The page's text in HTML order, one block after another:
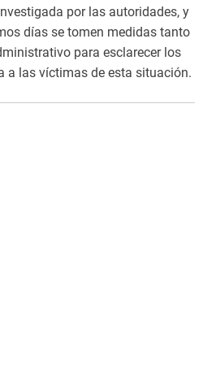
por las autoridades, y
días se tomen medidas tanto
para esclarecer los
a las víctimas de esta situación.